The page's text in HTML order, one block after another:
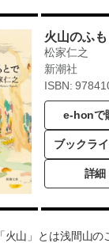
火山のふ
松家仁之
新潮社
ISBN:
e-honで
ブックラ
詳細
火山」とは浅間山の